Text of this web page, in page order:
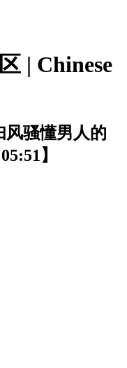
| Chinese
风骚懂男人的
】